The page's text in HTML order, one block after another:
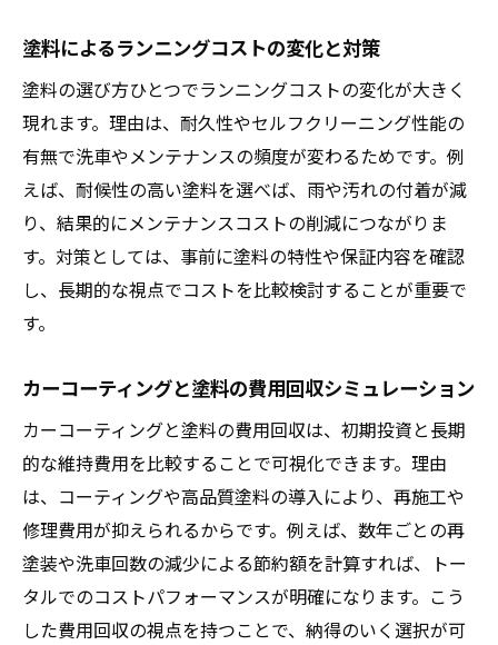
塗料によるランニングコストの変化と対策
塗料の選び方ひとつでランニングコストの変化が大きく
現れます。理由は、耐久性やセルフクリーニング性能の
有無で洗車やメンテナンスの頻度が変わるためです。例
えば、耐候性の高い塗料を選べば、雨や汚れの付着が減
り、結果的にメンテナンスコストの削減につながりま
す。対策としては、事前に塗料の特性や保証内容を確認
し、長期的な視点でコストを比較検討することが重要で
す。
カーコーティングと塗料の費用回収シミュレーション
カーコーティングと塗料の費用回収は、初期投資と長期
的な維持費用を比較することで可視化できます。理由
は、コーティングや高品質塗料の導入により、再施工や
修理費用が抑えられるからです。例えば、数年ごとの再
塗装や洗車回数の減少による節約額を計算すれば、トー
タルでのコストパフォーマンスが明確になります。こう
した費用回収の視点を持つことで、納得のいく選択が可